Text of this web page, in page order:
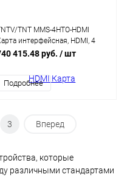
TNT MMS-4HTO-HDMI
интерфейсная, HDMI, 4
выходных порта:
интегрированный
конвертер
415.48 руб. / шт
Подробнее
3 Вперед
которые
различными стандартами